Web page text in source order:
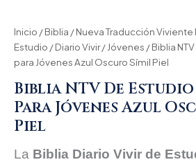
Inicio /Biblia /Nueva Traducción Viviente
Estudio /Diario Vivir/ Jóvenes / Biblia
para Jóvenes Azul Oscuro Símil Piel
Biblia NTV De
Para Jóvenes Azul
Piel
La Biblia Diario Vivir de